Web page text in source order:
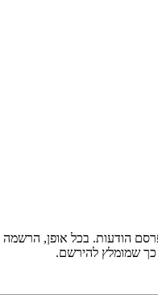
בכל אופן, הרשמה
שמומלץ להירשם.